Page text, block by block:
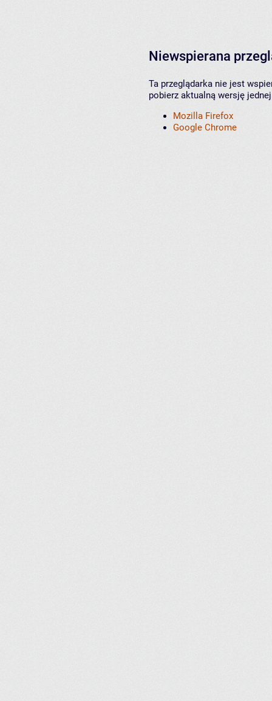
Niewspierana
Ta przeglądarka nie jest
pobierz aktualną wersję
Mozilla Firefox
Google Chrome